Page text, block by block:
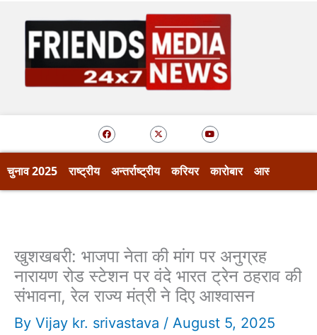
content
F
a
c
e
X
-
t
w
t
t
r
Y
o
u
t
b
e
चुनाव 2025 राष्ट्रीय अन्तर्राष्ट्रीय करियर कारोबार आस्था
खुशखबरी: भाजपा नेता की मांग पर अनुग्रह
नारायण रोड स्टेशन पर वंदे भारत ट्रेन ठहराव की
संभावना, रेल राज्य मंत्री ने दिए आश्वासन
By Vijay kr. srivastava / August 5, 2025